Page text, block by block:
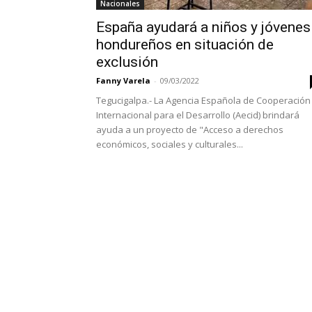
Nacionales
España ayudará a niños y jóvenes
hondureños en situación de
exclusión
Fanny Varela - 09/03/2022
Tegucigalpa.- La Agencia Española de Cooperación
Internacional para el Desarrollo (Aecid) brindará
ayuda a un proyecto de "Acceso a derechos
económicos, sociales y culturales...